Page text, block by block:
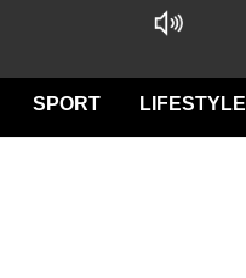
SPORT LIFESTYLE